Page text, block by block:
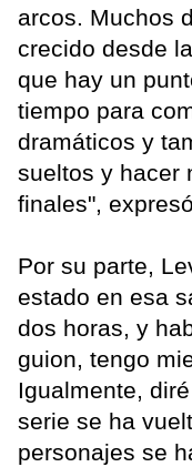
arcos. Muchos
crecido desde
que hay un
tiempo para
dramáticos y
sueltos y hacer
finales",
Por su parte,
estado en esa
dos horas, y
guion, tengo
Igualmente,
serie se ha
personajes se